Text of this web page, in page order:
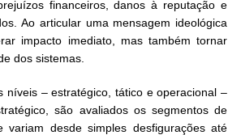
financeiros, danos à reputação e
Ao articular uma mensagem ideológica
impacto imediato, mas também tornar
dos sistemas.
– estratégico, tático e operacional –
são avaliados os segmentos de
desde simples desfigurações até